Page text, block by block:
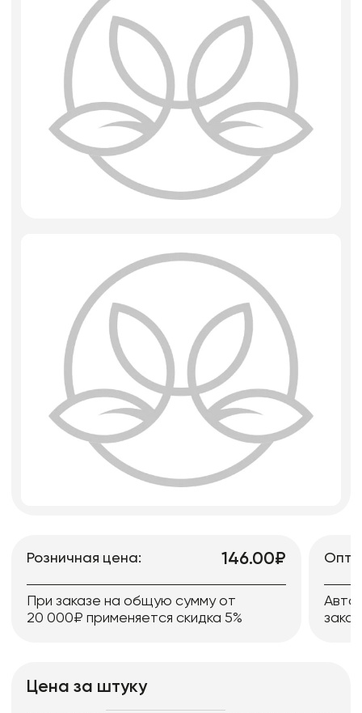
Искусственные цветы и растения
Декоративные вазы, кашпо
Игрушки мягкие
Розничная цена: 146.00₽
При заказе на общую сумму от
20 000₽ применяется скидка 5%
Цена за штуку